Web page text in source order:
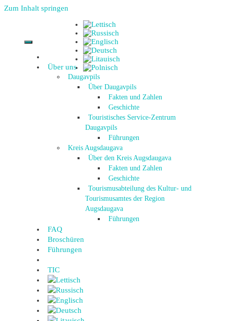
Zum Inhalt springen
Über uns
Daugavpils
Über Daugavpils
Fakten und Zahlen
Geschichte
Touristisches Service-Zentrum
Daugavpils
Führungen
Kreis Augsdaugava
Über den Kreis Augsdaugava
Fakten und Zahlen
Geschichte
Tourismusabteilung des Kultur- und
Tourismusamtes der Region
Augsdaugava
Führungen
FAQ
Broschüren
Führungen
TIC